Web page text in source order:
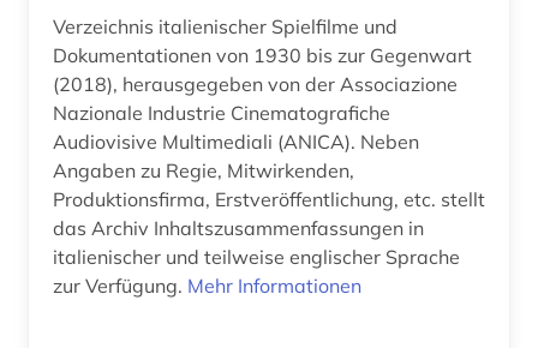
geschichte 1741 - 1927 (1)
geschichte 1751-1772 (1)
geschichte 1789-1870 (1)
geschichte 1789-1960 (2)
geschichte 1790-1920 (1)
geschichte 1800-1950 (1)
Verzeichnis italienischer Spielfilme und
Dokumentationen von 1930 bis zur Gegenwart
(2018), herausgegeben von der Associazione
Nazionale Industrie Cinematografiche
Audiovisive Multimediali (ANICA). Neben
Angaben zu Regie, Mitwirkenden,
Produktionsfirma, Erstveröffentlichung, etc. stellt
das Archiv Inhaltszusammenfassungen in
italienischer und teilweise englischer Sprache
zur Verfügung. Mehr Informationen